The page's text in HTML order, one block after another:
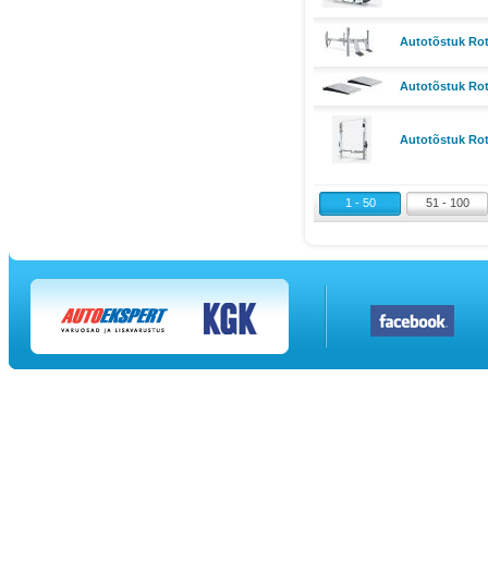
Autotõstuk
Autotõstuk
Autotõstuk
1 - 50 51 - 100